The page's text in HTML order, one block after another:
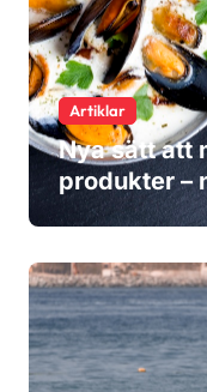
Artiklar
Nya sätt att
produkter –
blir